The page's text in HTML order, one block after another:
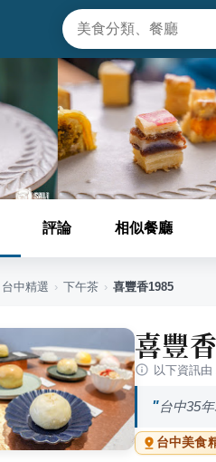
評論 相似餐廳
台中精選 › 下午茶 › 喜豐香1985
喜豐
以下資訊
台中35
台中美食